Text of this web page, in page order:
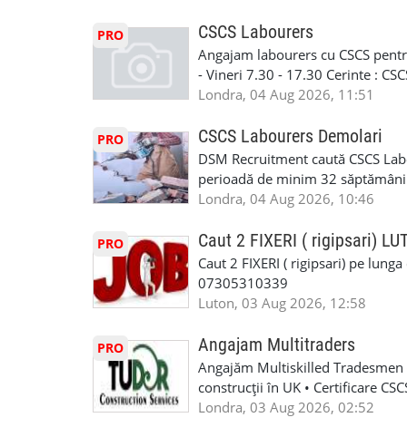
oferta pe care sa o folositi la
WhatsApp: +44 7467 838 881
numele, experienta si data la
https://forms.gle/
T&D GLAZING AND
Tariful se discuta direct, in
discutie este simpla: cine esti,
Prioritate au oamenii din
carora li se termina proiectul
oferta pe care sa o folositi la
WhatsApp: +44 7467 838 881
numele, experienta si data la
link-ul de jos. Sanatate si mult
INSTALLATION LIMITED
PRO CSCS Labourers
Angajam labourers cu CSCS
- Vineri 7.30 - 17.30 Cerinte :
Londra, 04 Aug 2026, 11:51
PRO CSCS Labourers Demolari
DSM Recruitment caută CSCS
perioadă de minim 32
oferă ore suplimentare și
informații, contactați-ne la: 📞
Londra, 04 Aug 2026, 10:46
PRO Caut 2 FIXERI ( rigipsari)
Caut 2 FIXERI ( rigipsari) pe
07305310339
Luton, 03 Aug 2026, 12:58
PRO Angajam Multitraders
Angajăm Multiskilled
construcții în UK • Certificare
specializate (căutăm
Londra, 03 Aug 2026, 02:52